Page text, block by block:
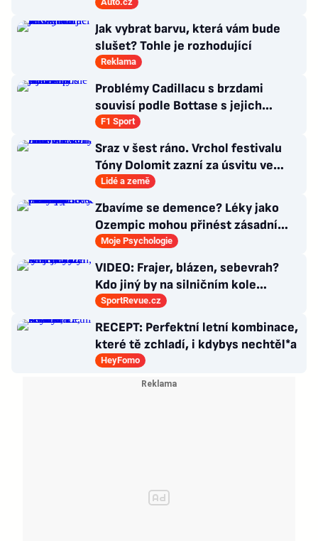
znovu využije legendární MX-5
Jak vybrat barvu, která vám bude
slušet? Tohle je rozhodující
Reklama
Problémy Cadillacu s brzdami
souvisí podle Bottase s jejich
chlazením
F1 Sport
Sraz v šest ráno. Vrchol festivalu
Tóny Dolomit zazní za úsvitu ve
3000 metrech
Lidé a země
Zbavíme se demence? Léky jako
Ozempic mohou přinést zásadní
průlom v léčbě Alzheimerovy
Moje Psychologie
VIDEO: Frajer, blázen, sebevrah?
Kdo jiný by na silničním kole
dokázal tyhle triky?
SportRevue.cz
RECEPT: Perfektní letní kombinace,
které tě zchladí, i kdybys nechtěl*a
HeyFomo